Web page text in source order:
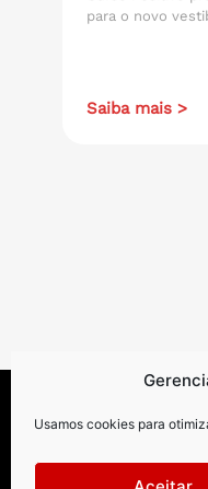
Usamos cookies para
para o novo
Saiba mais >